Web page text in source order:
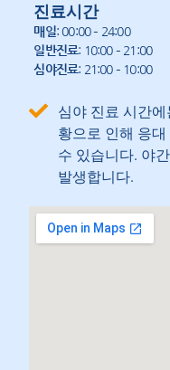
진료시간
매일: 00:00 – 24:00
일반진료: 10:00 – 21:00
심야진료: 21:00 – 10:00
심야 진료 시간
황으로 인해 응
수 있습니다. 야
발생합니다.